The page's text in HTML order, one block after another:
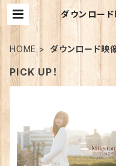
ダウンロー
HOME ダウンロード映
PICK UP！